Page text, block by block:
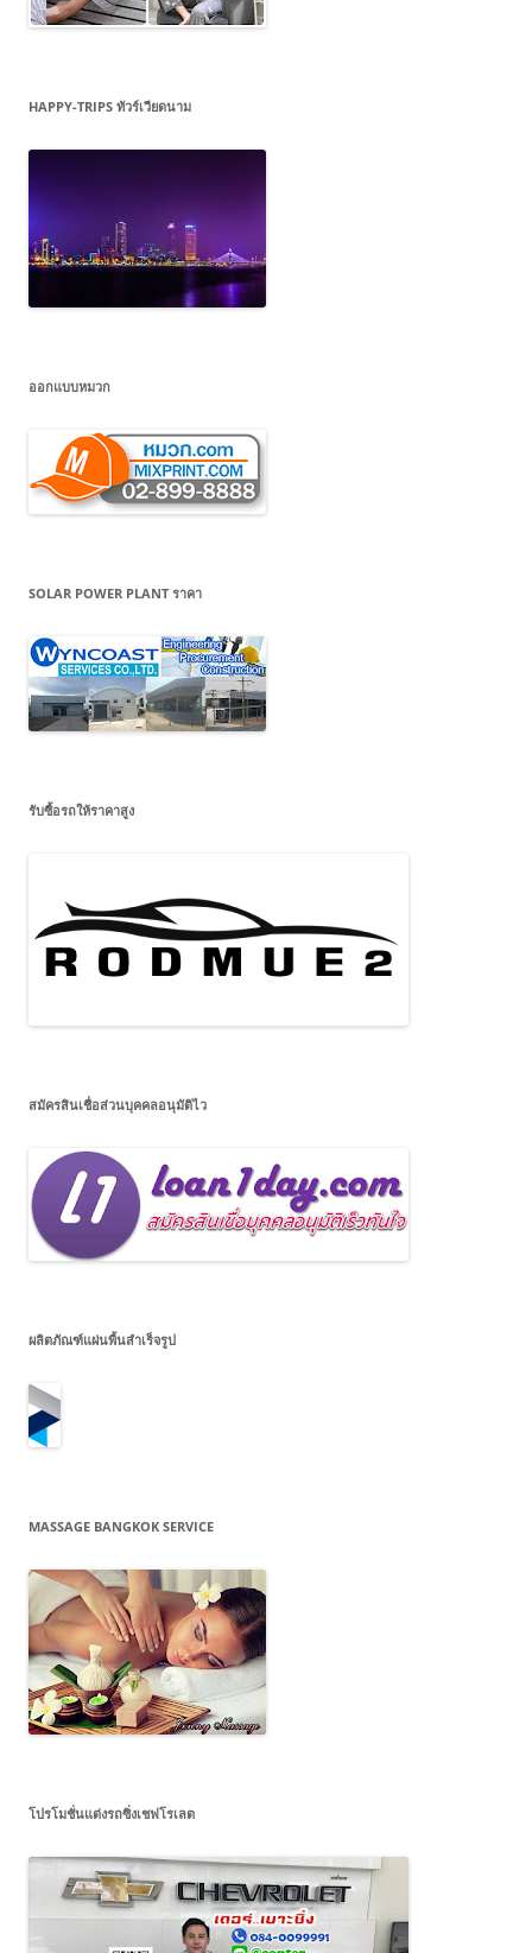
HAPPY-TRIPS ทัวร์เวียดนาม
ออกแบบหมวก
SOLAR POWER PLANT ราคา
รับซื้อรถให้ราคาสูง
สมัครสินเชื่อส่วนบุคคลอนุมัติไว
ผลิตภัณฑ์แผ่นพื้นสำเร็จรูป
MASSAGE BANGKOK SERVICE
โปรโมชั่นแต่งรถซิ่งเชฟโรเลต